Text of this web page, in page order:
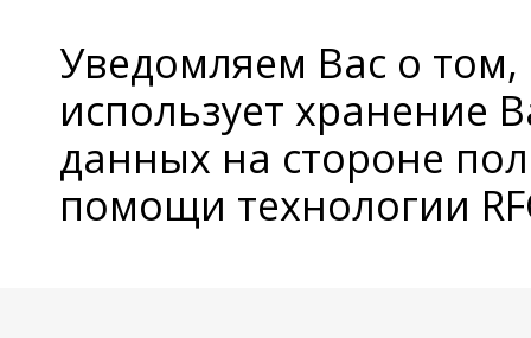
Уведомляем Вас о
использует хранение
данных на стороне
помощи технологии